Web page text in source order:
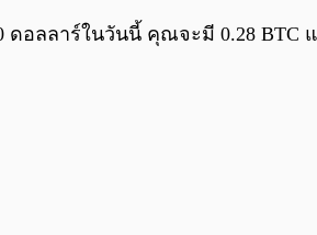
ดอลลาร์ในวันนี้ คุณจะมี 0.28 BTC